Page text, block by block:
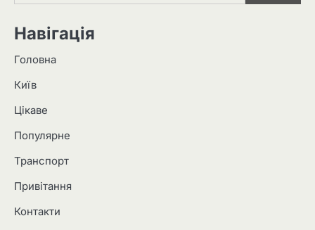
Навігація
Головна
Київ
Цікаве
Популярне
Транспорт
Привітання
Контакти